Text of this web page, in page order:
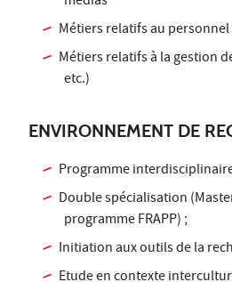
Métiers relatifs au
Métiers relatifs à la gestion
etc.)
ENVIRONNEMENT DE
Programme
Double spécialisation
programme FRAPP) ;
Initiation aux outils de la
Etude en contexte